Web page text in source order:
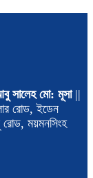
সালেহ মো: মূসা||
রোড, ইডেন
রোড, ময়মনসিংহ